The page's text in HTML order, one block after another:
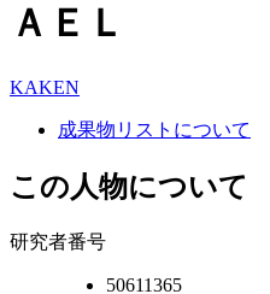
ＡＥＬ
KAKEN
成果物リストについて
この人物について
研究者番号
50611365